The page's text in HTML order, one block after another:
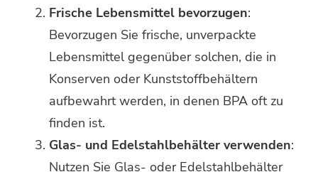
Frische Lebensmittel bevorzugen:
Bevorzugen Sie frische, unverpackte
Lebensmittel gegenüber solchen, die in
Konserven oder Kunststoffbehältern
aufbewahrt werden, in denen BPA oft zu
finden ist.
Glas- und Edelstahlbehälter verwenden:
Nutzen Sie Glas- oder Edelstahlbehälter